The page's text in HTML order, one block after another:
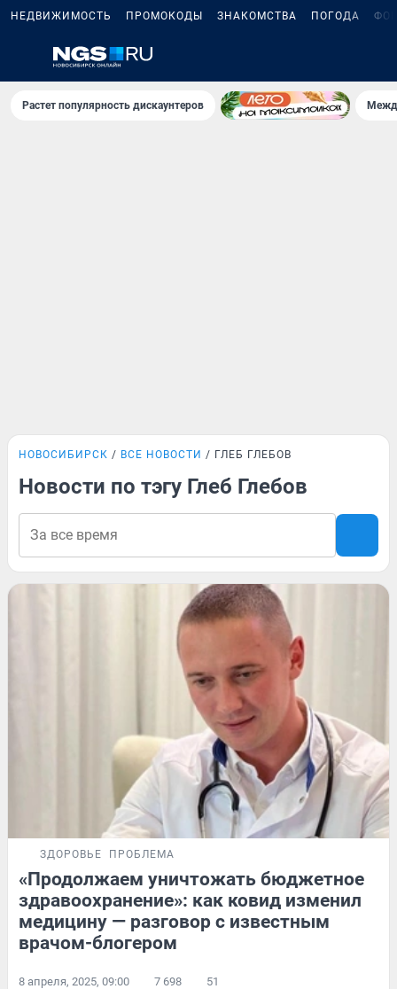
НЕДВИЖИМОСТЬ ПРОМОКОДЫ ЗНАКОМСТВА ПОГОДА
Растет популярность дискаунтеров
НОВОСИБИРСК ВСЕ НОВОСТИ ГЛЕБ ГЛЕБОВ
Новости по тэгу Глеб Глебов
ЗДОРОВЬЕ ПРОБЛЕМА
«Продолжаем уничтожать бюджетное
здравоохранение»: как ковид изменил
медицину — разговор с известным
врачом-блогером
8 апреля, 2025, 09:00 7 698 51